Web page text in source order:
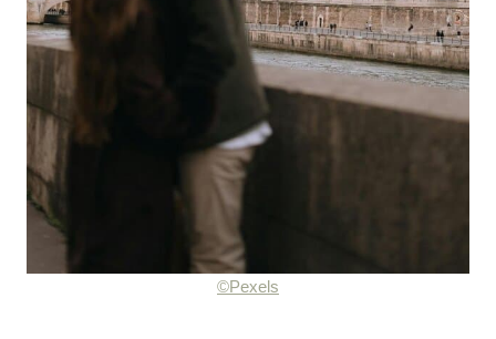
©Pexels